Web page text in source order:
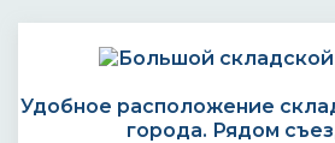
Удобное расположение
города. Рядом